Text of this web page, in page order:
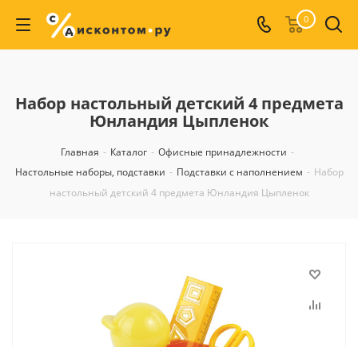
0
Набор настольный детский 4 предмета
Юнландия Цыпленок
Главная - Каталог - Офисные принадлежности -
Настольные наборы, подставки - Подставки с наполнением - Набор
настольный детский 4 предмета Юнландия Цыпленок